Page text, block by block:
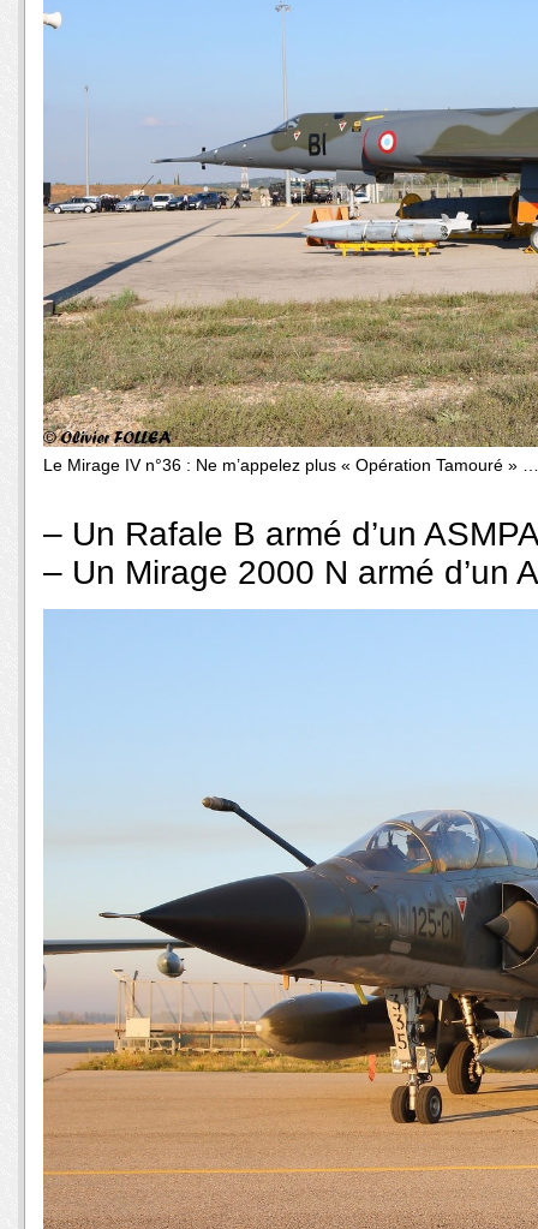
Le Mirage IV n°36 : Ne m’appelez plus « Opération Tamouré »
– Un Rafale B armé d’un
– Un Mirage 2000 N armé d’un